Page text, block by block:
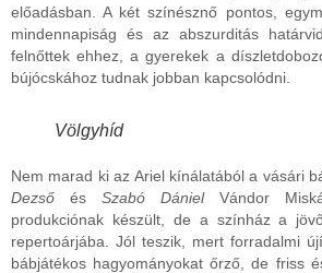
előadásban. A két színésznő pontos,
mindennapiság és az abszurditás
felnőttek ehhez, a gyerekek a
bújócskához tudnak jobban kapcsolódni.
Völgyhíd
Nem marad ki az Ariel kínálatából a vásári
Dezső és Szabó DánielVándor
produkciónak készült, de a színház a
repertoárjába. Jól teszik, mert forradalmi
bábjátékos hagyományokat őrző, de friss